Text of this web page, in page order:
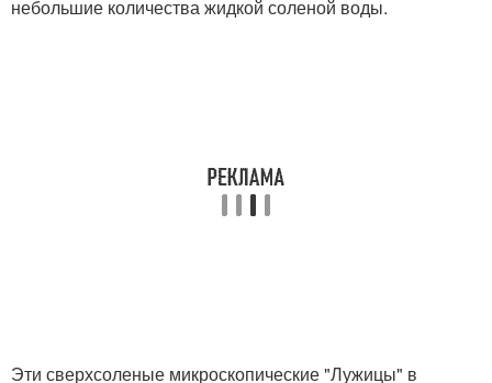
небольшие количества жидкой соленой воды.
Эти сверхсоленые микроскопические "Лужицы" в